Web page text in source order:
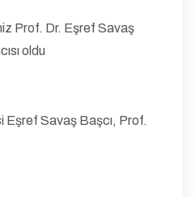
Prof. Dr. Eşref Savaş
oldu
Eşref Savaş Başcı, Prof.